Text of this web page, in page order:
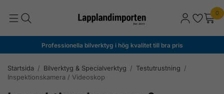
0
Professionella bilverktyg i hög kvalitet till bra pris
Startsida / Bilverktyg & Specialverktyg / Testutrustning /
Inspektionskamera / Videoskop